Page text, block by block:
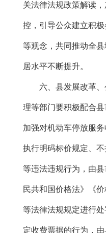
关法律法规政策解读
控，引导公众建立积
等观念，共同推动全
居水平不断提升。
六、县发展改革
理等部门要积极配合
加强对机动车停放服
执行明码标价规定、
等违法违规行为，由
民共和国价格法》《
等法律法规规定进行处
定收费票据的行为，